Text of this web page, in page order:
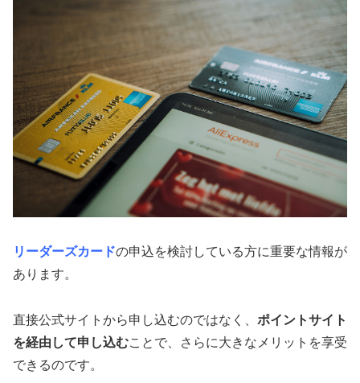
リーダーズカードの申込を検討している方に重要な情報が
あります。
直接公式サイトから申し込むのではなく、 ポイントサイト
を経由して申し込むことで、さらに大きなメリットを享受
できるのです。